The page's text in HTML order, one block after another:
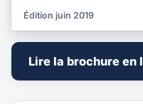
Édition juin 2019
Lire la brochure